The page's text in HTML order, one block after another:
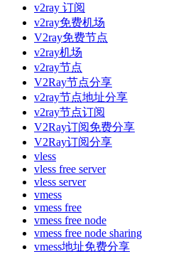
v2ray 订阅
v2ray免费机场
V2ray免费节点
v2ray机场
v2ray节点
V2Ray节点分享
v2ray节点地址分享
v2ray节点订阅
V2Ray订阅免费分享
V2Ray订阅分享
vless
vless free server
vless server
vmess
vmess free
vmess free node
vmess free node sharing
vmess地址免费分享